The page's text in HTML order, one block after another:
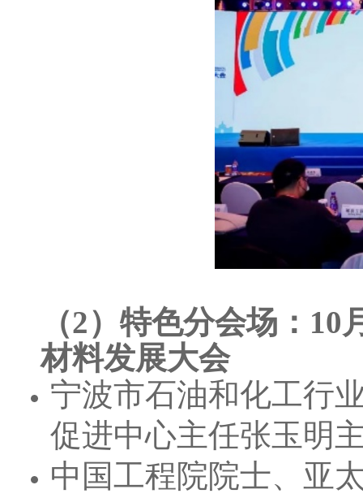
（2）特色分会场：
材料发展大会
宁波市石油和化工行
促进中心主任张玉明
中国工程院院士、亚